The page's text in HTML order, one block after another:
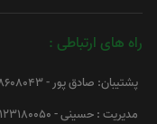
راه های ارتباطی :
پشتیبان: صادق پور - 09378608043
مدیریت : حسینی - 09123180050